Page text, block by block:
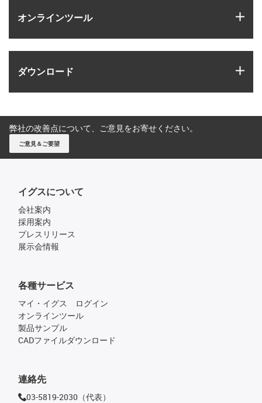
オンラインツール
ダウンロード
弊社の改善点について、ご意見をお寄せください。
ご意見＆ご要望
イグスについて
会社案内
採用案内
プレスリリース
展示会情報
各種サービス
マイ・イグス ログイン
オンラインツール
製品サンプル
CADファイルダウンロード
連絡先
03-5819-2030（代表）